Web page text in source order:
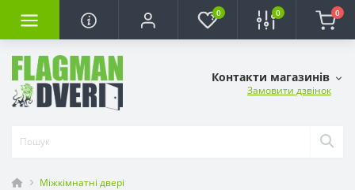
0 0 0
Контакти магазинів
Замовити дзвінок
Міжкімнатні двері